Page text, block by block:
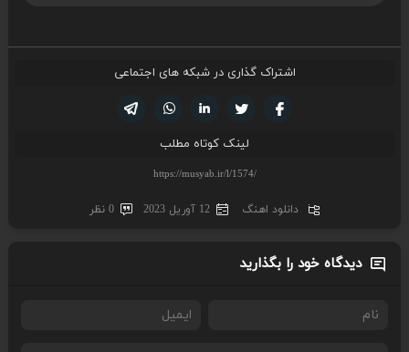
اشتراک گذاری در شبکه های اجتماعی
لینکدین تویتر
فیسوک
لینک کوتاه مطلب
دانلود اهنگ 12 آوریل 2023 0 نظر
دیدگاه خود را بگذارید